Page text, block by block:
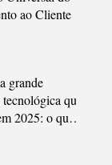
ao Cliente
grande
que
2025: o que